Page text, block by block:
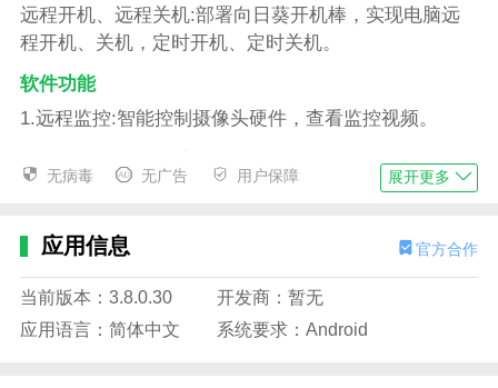
远程开机、远程关机:部署向日葵开机棒，实现电脑远
程开机、关机，定时开机、定时关机。
软件功能
1.远程监控:智能控制摄像头硬件，查看监控视频。
4.免费“手机屏幕投影”功能:手机屏幕投影到电脑屏幕，
远程会议的好帮手。
边肖评估
无病毒 无广告 用户保障 展开更多
应用信息 官方合作
当前版本：3.8.0.30
开发商：暂无
应用语言：简体中文
系统要求：Android